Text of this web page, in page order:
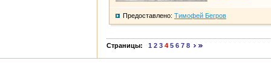
Предоставлено: Тимофей Бегров
Страницы: 1 2 3 4 5 6 7 8